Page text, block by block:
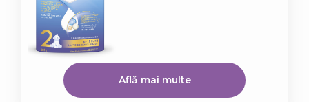
Află mai multe